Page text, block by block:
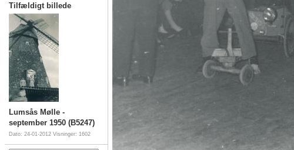
Tilfældigt billede
Lumsås Mølle -
september 1950 (B5247)
Dato: 24-01-2012 Visninger: 1602